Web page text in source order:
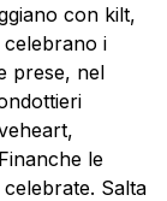
con kilt,
i
prese, nel
le
Salta